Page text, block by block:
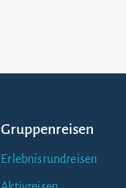
Gruppenreisen
Erlebnisrundreisen